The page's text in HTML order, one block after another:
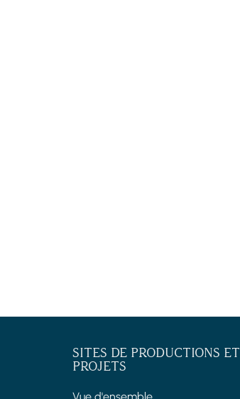
SITES DE PRODUCTIONS ET
PROJETS